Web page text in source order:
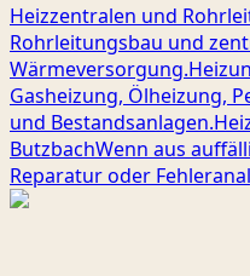
Heizzentralen und
Rohrleitungsbau und
Wärmeversorgung.
Gasheizung, Ölheizung,
und Bestandsanlagen.
ButzbachWenn aus
Reparatur oder